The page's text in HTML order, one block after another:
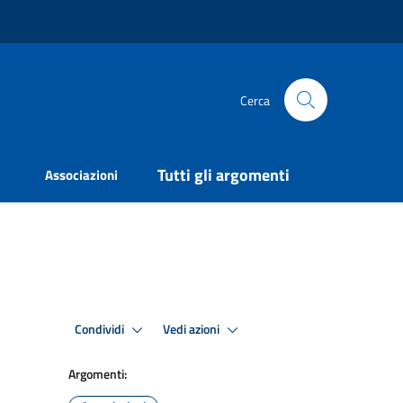
Cerca
Associazioni Tutti gli argomenti
Condividi Vedi azioni
Argomenti: